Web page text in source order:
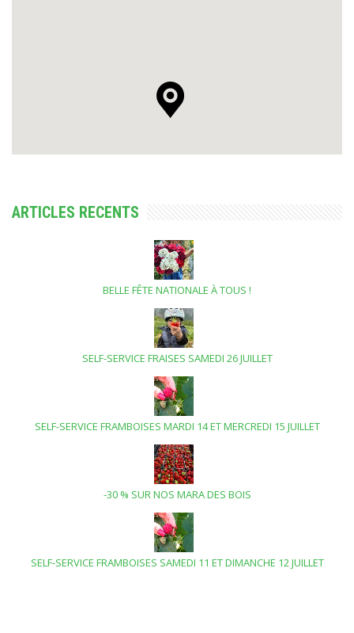
ARTICLES RECENTS
BELLE FÊTE NATIONALE À TOUS !
SELF-SERVICE FRAISES SAMEDI 26 JUILLET
SELF-SERVICE FRAMBOISES MARDI 14 ET MERCREDI 15 JUILLET
-30 % SUR NOS MARA DES BOIS
SELF-SERVICE FRAMBOISES SAMEDI 11 ET DIMANCHE 12 JUILLET